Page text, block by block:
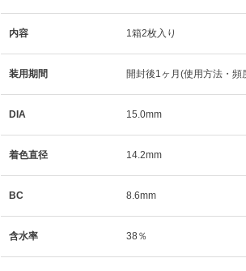
内容 1箱2枚入り
装用期間 開封後1ヶ月(使用方法・
DIA 15.0mm
着色直径 14.2mm
BC 8.6mm
含水率 38％